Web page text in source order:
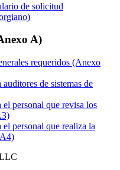
de solicitud
A)
requeridos (Anexo
de sistemas de
personal que revisa los
personal que realiza la